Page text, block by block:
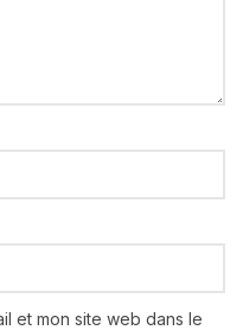
et mon site web dans le